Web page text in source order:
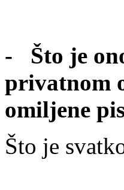
- Što je
privatnom
omiljene
Što je